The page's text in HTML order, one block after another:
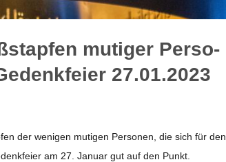
muti­ger Per­so­
27.01.2023
der weni­gen muti­gen Per­so­nen, die sich für den
am 27. Januar gut auf den Punkt.